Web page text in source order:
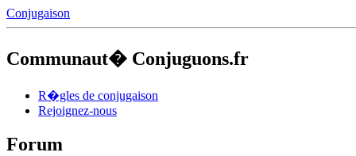
Conjugaison
Communaut� Conjuguons.fr
R�gles de conjugaison
Rejoignez-nous
Forum